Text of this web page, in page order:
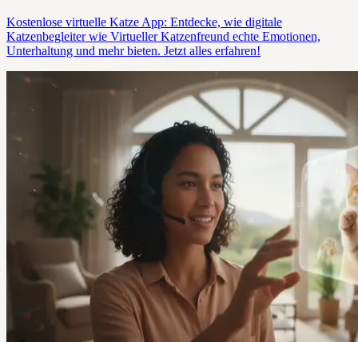
Kostenlose virtuelle Katze App: Entdecke, wie digitale
Katzenbegleiter wie Virtueller Katzenfreund echte Emotionen,
Unterhaltung und mehr bieten. Jetzt alles erfahren!